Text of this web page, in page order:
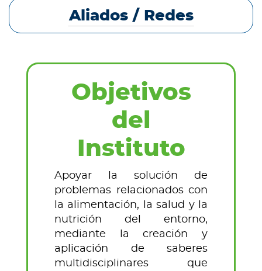
Aliados / Redes
Objetivos
del
Instituto
Apoyar la solución de
problemas relacionados con
la alimentación, la salud y la
nutrición del entorno,
mediante la creación y
aplicación de saberes
multidisciplinares que